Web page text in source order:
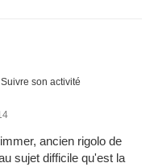
Suivre son activité
ancien rigolo de
sujet difficile qu'est la